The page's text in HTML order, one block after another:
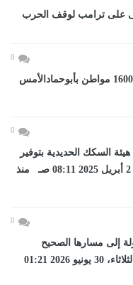
على ترامب لوقف الحرب
0
صحة الشرقية توقع الكشف على 1600 مواطن بأبوحمادالأمس
0
السكك الحديدية بتوفير
أماكن في رحلات...اليوم الأربعاء، 2 أبريل 2025 08:11 صـ منذ
0
الدولة إلى مسارها الصحيح
ورسخت دعائم الاستقرار...اليوم الثلاثاء، 30 يونيو 2026 01:21